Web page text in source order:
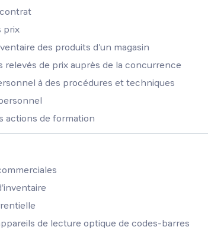
prix
des produits d'un magasin
relevés de prix auprès de la concurrence
à des procédures et techniques
actions de formation
de lecture optique de codes-barres